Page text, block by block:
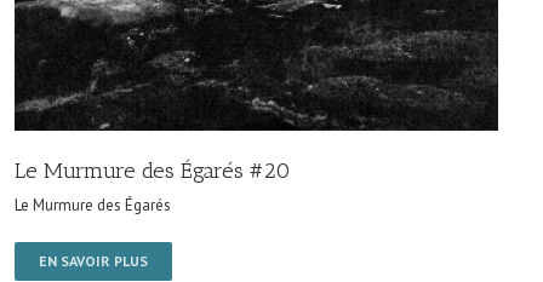
Le Murmure des Égarés #20
Le Murmure des Égarés
EN SAVOIR PLUS